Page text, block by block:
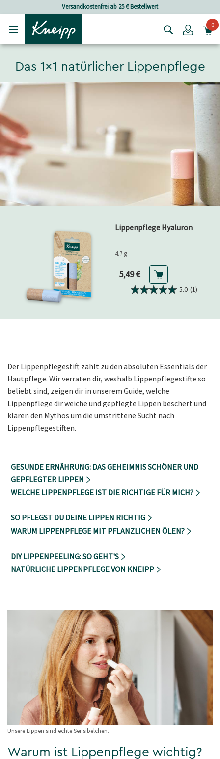
Skip to main content
Skip to footer contentVersandkostenfrei ab 25 € Bestellwert
Login0
Das 1x1 natürlicher Lippenpflege
Lippenpflege Hyaluron
4.7 g
Aktueller Preis
5,49 €
5.0 (1)
Der Lippenpflegestift zählt zu den absoluten Essentials der
Hautpflege. Wir verraten dir, weshalb Lippenpflegestifte so
beliebt sind, zeigen dir in unserem Guide, welche
Lippenpflege dir weiche und gepflegte Lippen beschert und
klären den Mythos um die umstrittene Sucht nach
Lippenpflegestiften.
GESUNDE ERNÄHRUNG: DAS GEHEIMNIS SCHÖNER UND
GEPFLEGTER LIPPEN
WELCHE LIPPENPFLEGE IST DIE RICHTIGE FÜR MICH?
SO PFLEGST DU DEINE LIPPEN RICHTIG
WARUM LIPPENPFLEGE MIT PFLANZLICHEN ÖLEN?
DIY LIPPENPEELING: SO GEHT'S
NATÜRLICHE LIPPENPFLEGE VON KNEIPP
Unsere Lippen sind echte Sensibelchen.
Warum ist Lippenpflege wichtig?